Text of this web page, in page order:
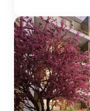
sur 1 bâtiment en